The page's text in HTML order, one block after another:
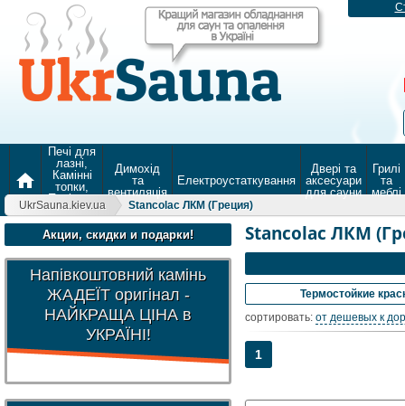
home
Печі для
лазні,
Камінні
топки,
Печі для
опалення
Димохід
та
вентиляція
Електроустаткування
Двері та
аксесуари
для сауни
Грилі
та
меблі
UkrSauna.kiev.ua Stancolac ЛКМ (Греция)
Акции, скидки и подарки!
Напівкоштовний камінь
ЖАДЕЇТ оригінал -
НАЙКРАЩА ЦІНА в
УКРАЇНІ!
Stancolac ЛКМ
Термостойкие
сортировать: от дешевых к
1